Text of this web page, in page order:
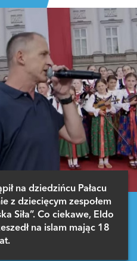
na dziedzińcu Pałacu
z dziecięcym zespołem
Siła”. Co ciekawe, Eldo
na islam mając 18